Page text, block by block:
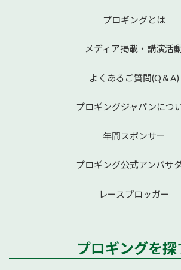
プロギングとは
メディア掲載・講演活
よくあるご質問(Q＆A)
プロギングジャパンにつ
年間スポンサー
プロギング公式アンバサ
レースプロッガー
プロギングを探